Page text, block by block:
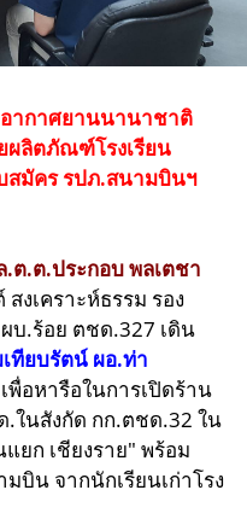
ากาศยานนานาชาติ
ผลิตภัณฑ์โรงเรียน
สมัคร รปภ.สนามบินฯ
.ต.ต.ประกอบ พลเตชา
งเคราะห์ธรรม รอง
.ร้อย ตชด.327 เดิน
ทียบรัตน์ ผอ.ท่า
เพื่อหารือในการเปิดร้าน
ในสังกัด กก.ตชด.32 ใน
ยก เชียงราย" พร้อม
บิน จากนักเรียนเก่าโรง